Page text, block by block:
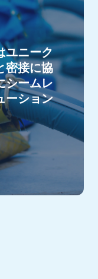
ユニーク
密接に協
シームレ
ーション